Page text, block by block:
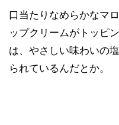
口当たりなめらかなマ
ップクリームがトッピ
は、やさしい味わいの
られているんだとか。